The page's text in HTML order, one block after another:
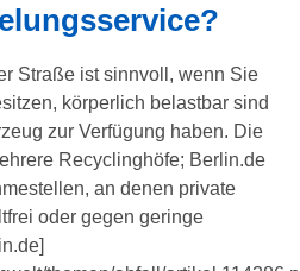
Straße ist sinnvoll, wenn Sie
körperlich belastbar sind
zur Verfügung haben. Die
Recyclinghöfe; Berlin.de
an denen private
oder gegen geringe